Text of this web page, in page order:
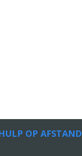
OP AFSTAND